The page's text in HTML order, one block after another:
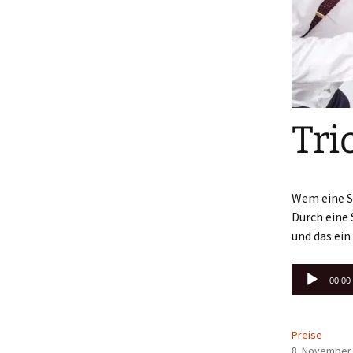
Wem eine
Durch
und das
Audio-
Player
00:00
Preise